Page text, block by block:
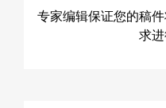
专家编辑保证您的稿
求进